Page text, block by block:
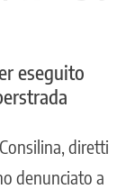
eseguito
diretti
denunciato a